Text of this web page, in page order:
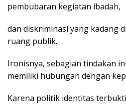
pembubaran kegiatan ibadah,
dan diskriminasi yang kadang
ruang publik.
Ironisnya, sebagian tindakan
memiliki hubungan dengan
Karena politik identitas